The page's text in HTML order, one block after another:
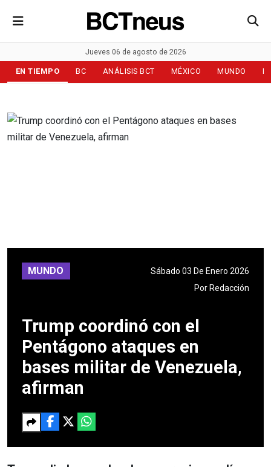
Jueves 06 de agosto de 2026
EN TIEMPO BC ANÁLISIS BCT MÉXICO MUNDO
MUNDO
Sábado 03 De Enero 2026
Por Redacción
Trump coordinó con el
Pentágono ataques en
bases militar de Venezuela,
afirman